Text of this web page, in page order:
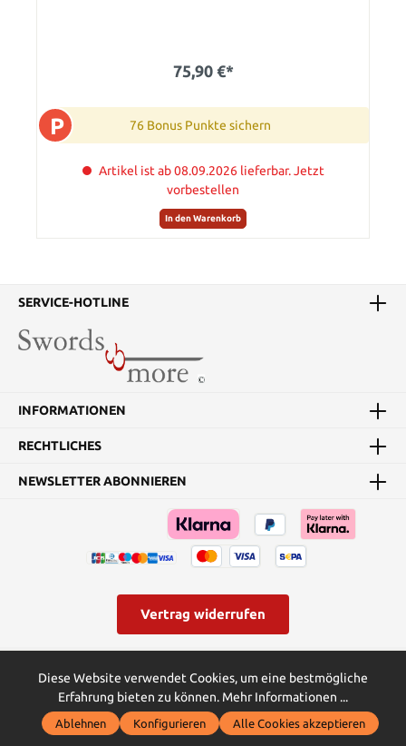
75,90 €*
P 76 Bonus Punkte sichern
Artikel ist ab 08.09.2026 lieferbar. Jetzt
vorbestellen
In den Warenkorb
SERVICE-HOTLINE
INFORMATIONEN
RECHTLICHES
NEWSLETTER ABONNIEREN
Vertrag widerrufen
ggf. Nachnahmegebühren, wenn nicht anders angegeben.
© Swords and more | Powered by Butterflies IT - die
Softwareentwickler
Diese Website verwendet Cookies, um eine bestmögliche
Erfahrung bieten zu können. Mehr Informationen ...
Ablehnen Konfigurieren Alle Cookies akzeptieren